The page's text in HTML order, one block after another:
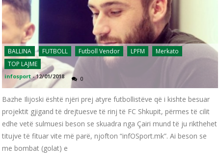
BALLINA FUTBOLL Futboll Vendor LPFM
Merkato
TOP LAJME
infosport -12/01/2018 0
Bazhe Ilijoski është njëri prej atyre futbollistëve që i kishte besuar
projektit gjigand të drejtuesve të rinj të FC Shkupit, përmes të cilit
edhe vetë sulmuesi beson se skuadra nga Çairi mund të ju rikthehet
titujve të fituar vite më parë, njofton “infOSport.mk”. Ai beson se
me bombat (golat) e